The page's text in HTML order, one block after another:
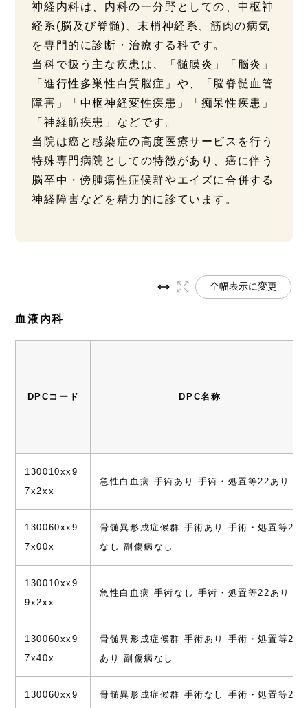
神経内科は、内科の一分野としての、中枢神
経系(脳及び脊髄)、末梢神経系、筋肉の病気
を専門的に診断・治療する科です。
当科で扱う主な疾患は、「髄膜炎」「脳炎」
「進行性多巣性白質脳症」や、「脳脊髄血管
障害」「中枢神経変性疾患」「痴呆性疾患」
「神経筋疾患」などです。
当院は癌と感染症の高度医療サービスを行う
特殊専門病院としての特徴があり、癌に伴う
脳卒中・傍腫瘍性症候群やエイズに合併する
神経障害などを精力的に診ています。
全幅表示に変更
血液内科
DPCコード DPC名称
130010xx9
7x2xx
急性白血病 手術あり 手術・処置等22あり
130060xx9
7x00x
骨髄異形成症候群 手術あり 手術・処置等2
なし 副傷病なし
130010xx9
9x2xx
急性白血病 手術なし 手術・処置等22あり
130060xx9
7x40x
骨髄異形成症候群 手術あり 手術・処置等24
あり 副傷病なし
130060xx9
骨髄異形成症候群 手術なし 手術・処置等24